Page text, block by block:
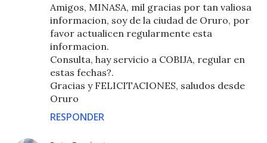
Amigos, MINASA, mil gracias por tan valiosa
informacion, soy de la ciudad de Oruro, por
favor actualicen regularmente esta
informacion.
Consulta, hay servicio a COBIJA, regular en
estas fechas?.
Gracias y FELICITACIONES, saludos desde
Oruro
RESPONDER